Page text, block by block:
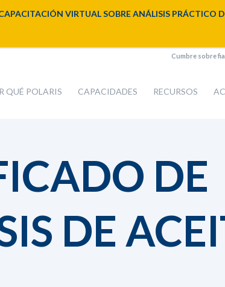
Cumbre sobre
QUÉ POLARIS CAPACIDADES RECURSOS
DE
DE
VIRTUAL SOBRE ANÁLISIS PRÁCTICO